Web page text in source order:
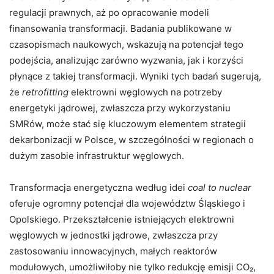
regulacji prawnych, aż po opracowanie modeli
finansowania transformacji. Badania publikowane w
czasopismach naukowych, wskazują na potencjał tego
podejścia, analizując zarówno wyzwania, jak i korzyści
płynące z takiej transformacji. Wyniki tych badań sugerują,
że retrofitting elektrowni węglowych na potrzeby
energetyki jądrowej, zwłaszcza przy wykorzystaniu
SMRów, może stać się kluczowym elementem strategii
dekarbonizacji w Polsce, w szczególności w regionach o
dużym zasobie infrastruktur węglowych.
Transformacja energetyczna według idei coal to nuclear
oferuje ogromny potencjał dla województw Śląskiego i
Opolskiego. Przekształcenie istniejących elektrowni
węglowych w jednostki jądrowe, zwłaszcza przy
zastosowaniu innowacyjnych, małych reaktorów
modułowych, umożliwiłoby nie tylko redukcję emisji CO₂,